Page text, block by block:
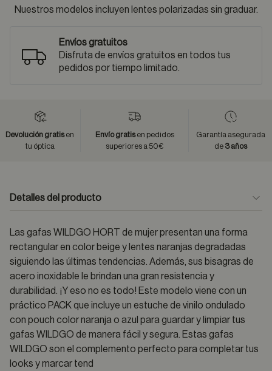
selected
Nuestros modelos incluyen lentes polarizadas sin graduar.
Envíos gratuitos
Disfruta de envíos gratuitos en todos tus
pedidos por tiempo limitado.
Devolución gratisen
tu óptica
Envío gratisen pedidos
superiores a 50€
Garantía asegurada
de 3 años
Detalles del producto
Las gafas WILDGO HORT de mujer presentan una forma
rectangular en color beige y lentes naranjas degradadas
siguiendo las últimas tendencias. Además, sus bisagras de
acero inoxidable le brindan una gran resistencia y
durabilidad. ¡Y eso no es todo! Este modelo viene con un
práctico PACK que incluye un estuche de vinilo ondulado
con pouch color naranja o azul para guardar y limpiar tus
gafas WILDGO de manera fácil y segura. Estas gafas
WILDGO son el complemento perfecto para completar tus
looks y marcar tend